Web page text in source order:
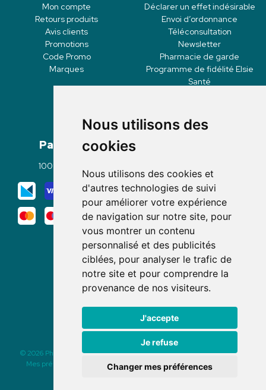
Nous utilisons des
cookies
Nous utilisons des cookies et
d'autres technologies de suivi
pour améliorer votre expérience
de navigation sur notre site, pour
vous montrer un contenu
personnalisé et des publicités
ciblées, pour analyser le trafic de
notre site et pour comprendre la
provenance de nos visiteurs.
J'accepte
Je refuse
Changer mes préférences
Mon compte
Retours produits
Avis clients
Promotions
Code Promo
Marques
Déclarer un effet indésirable
Envoi d’ordonnance
Téléconsultation
Newsletter
Pharmacie de garde
Programme de fidélité Elsie
Santé
Paiement
100% sécurisé
Mode de livraison
Nous suivre
© 2026 Pharmacie des Rochettes | Tous droits réservés | Apotekisto
Mes préférences Cookies | Mentions légales | CGV | Données
personnelles
Cookies